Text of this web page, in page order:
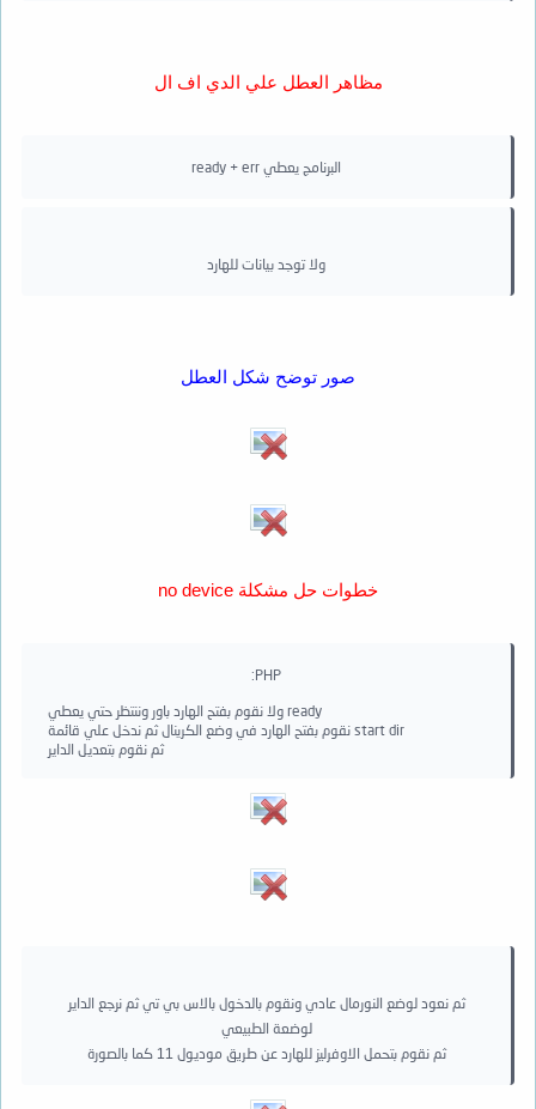
مظاهر العطل علي الدي اف ال
البرنامج يعطي ready + err
ولا توجد بيانات للهارد
صور توضح شكل العطل
خطوات حل مشكلة no device
PHP:
ولا نقوم بفتح الهارد باور وننتظر حتي يعطي ready
نقوم بفتح الهارد في وضع الكرينال ثم ندخل علي قائمة start dir
ثم نقوم بتعديل الداير
ثم نعود لوضع النورمال عادي ونقوم بالدخول بالاس بي تي ثم نرجع الداير
لوضعة الطبيعي
ثم نقوم بتحمل الاوفرليز للهارد عن طريق موديول 11 كما بالصورة